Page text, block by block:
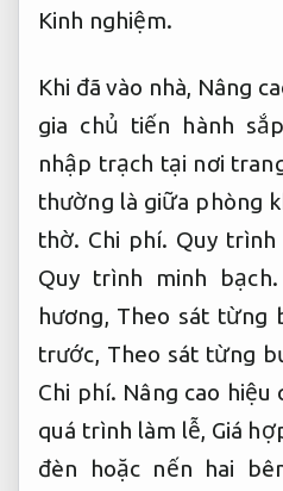
Kinh nghiệm.
Khi đã vào nhà, Nâng
gia chủ tiến hành
nhập trạch tại nơi
thường là giữa phòng
thờ. Chi phí. Quy trình
Quy trình minh bạch.
hương, Theo sát từng
trước, Theo sát từng
Chi phí. Nâng cao hiệu
quá trình làm lễ, Giá
đèn hoặc nến hai